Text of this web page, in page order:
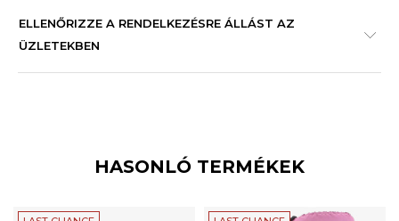
ELLENŐRIZZE A RENDELKEZÉSRE ÁLLÁST AZ
ÜZLETEKBEN
HASONLÓ TERMÉKEK